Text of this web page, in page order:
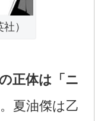
）
正体は「ニ
夏油傑は乙